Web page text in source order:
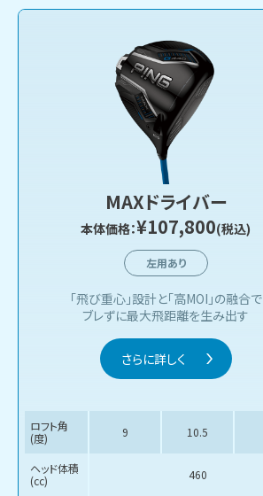
MAXドライバー
本体価格：¥107,800(税込)
左用あり
「飛び重心」設計と「高MOI」の融合で
ブレずに最大飛距離を生み出す
さらに詳しく
ロフト角
(度)
9 10.5
ヘッド体積
(cc)
460